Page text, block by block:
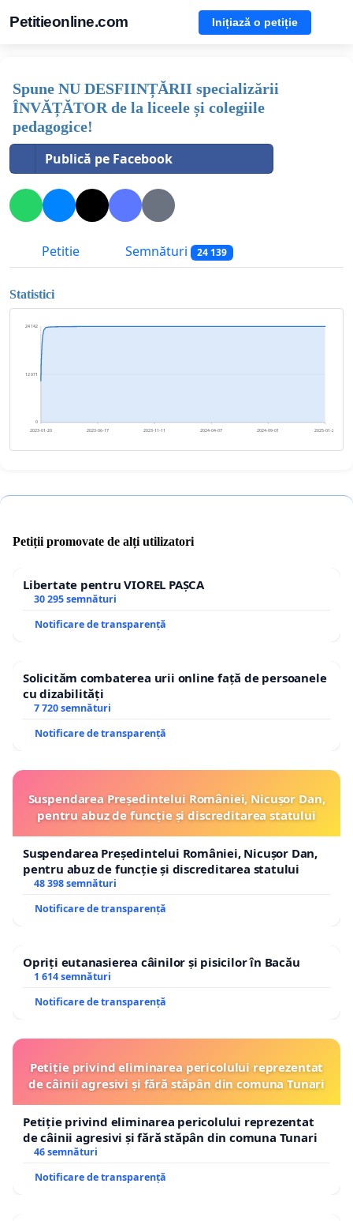
Petitieonline.com Inițiază o petiție
Spune NU DESFIINȚĂRII specializării
ÎNVĂȚĂTOR de la liceele și colegiile
pedagogice!
Publică pe Facebook
Petitie Semnături 24 139
Statistici
0
12 071
24 142
2023-01-20 2023-06-17 2023-11-11 2024-04-07 2024-09-01 2025-01-27
Petiții promovate de alți utilizatori
Libertate pentru VIOREL PAȘCA
30 295 semnături
Notificare de transparență
Solicităm combaterea urii online față de persoanele
cu dizabilități
7 720 semnături
Notificare de transparență
Suspendarea Președintelui României, Nicușor Dan,
pentru abuz de funcție și discreditarea statului
Suspendarea Președintelui României, Nicușor Dan,
pentru abuz de funcție și discreditarea statului
48 398 semnături
Notificare de transparență
Opriți eutanasierea câinilor și pisicilor în Bacău
1 614 semnături
Notificare de transparență
Petiție privind eliminarea pericolului reprezentat
de câinii agresivi și fără stăpân din comuna Tunari
Petiție privind eliminarea pericolului reprezentat
de câinii agresivi și fără stăpân din comuna Tunari
46 semnături
Notificare de transparență